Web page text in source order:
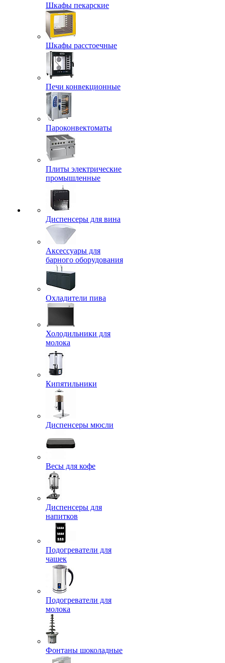
Шкафы пекарские
Шкафы расстоечные
Печи конвекционные
Пароконвектоматы
Плиты электрические
промышленные
Диспенсеры для вина
Аксессуары для
барного оборудования
Охладители пива
Холодильники для
молока
Кипятильники
Диспенсеры мюсли
Весы для кофе
Диспенсеры для
напитков
Подогреватели для
чашек
Подогреватели для
молока
Фонтаны шоколадные